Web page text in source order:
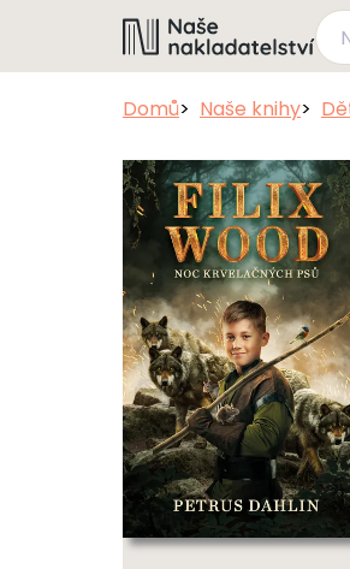
Domů Naše knihy